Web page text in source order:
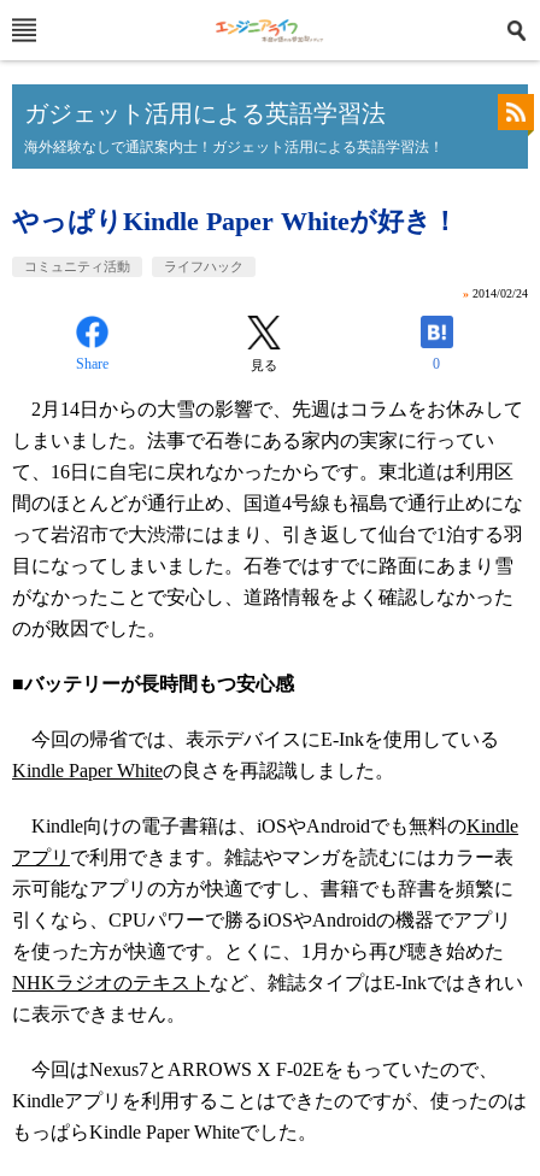
ガジェット活用による英語学習法
海外経験なしで通訳案内士！ガジェット活用による英語学習法！
やっぱりKindle Paper Whiteが好き！
コミュニティ活動 ライフハック
» 2014/02/24
Share 見る 0
2月14日からの大雪の影響で、先週はコラムをお休みして
しまいました。法事で石巻にある家内の実家に行ってい
て、16日に自宅に戻れなかったからです。東北道は利用区
間のほとんどが通行止め、国道4号線も福島で通行止めにな
って岩沼市で大渋滞にはまり、引き返して仙台で1泊する羽
目になってしまいました。石巻ではすでに路面にあまり雪
がなかったことで安心し、道路情報をよく確認しなかった
のが敗因でした。
■バッテリーが長時間もつ安心感
今回の帰省では、表示デバイスにE-Inkを使用している
Kindle Paper Whiteの良さを再認識しました。
Kindle向けの電子書籍は、iOSやAndroidでも無料のKindle
アプリ で利用できます。雑誌やマンガを読むにはカラー表
示可能なアプリの方が快適ですし、書籍でも辞書を頻繁に
引くなら、CPUパワーで勝るiOSやAndroidの機器でアプリ
を使った方が快適です。とくに、1月から再び聴き始めた
NHKラジオのテキスト など、雑誌タイプはE-Inkではきれい
に表示できません。
今回はNexus7とARROWS X F-02Eをもっていたので、
Kindleアプリを利用することはできたのですが、使ったのは
もっぱらKindle Paper Whiteでした。